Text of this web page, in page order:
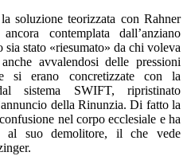
soluzione teorizzata con Rahner
contemplata dall’anziano
sia stato «riesumato» da chi voleva
avvalendosi delle pressioni
si erano concretizzate con la
sistema SWIFT, ripristinato
della Rinunzia. Di fatto la
nel corpo ecclesiale e ha
al suo demolitore, il che vede